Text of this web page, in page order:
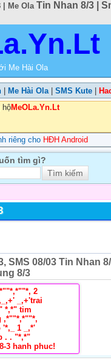
| Me Ola Tin Nhan 8/3 |
Me Hài Ola
Me Hài Ola| SMS Kute
hộMeOLa.Yn.Lt
riêng cho HĐH Android
tìm gì?
SMS 08/03 Tin Nhan
8/3
2
_,+'trai
*,*" tim
,*""*,*""*,
'*,_ 1 _,*'
. . "*,*"
3 hanh phuc!